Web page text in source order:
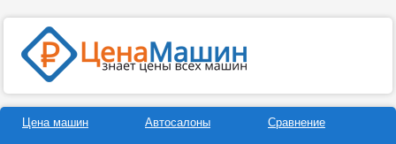
Цена машин Автосалоны Сравнение